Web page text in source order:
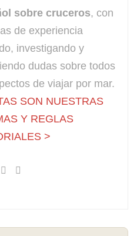
sobre cruceros, con
de experiencia
investigando y
dudas sobre todos
de viajar por mar.
SON NUESTRAS
Y REGLAS
>